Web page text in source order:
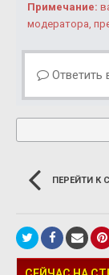
Примечание:
модератора,
Ответить
ПЕРЕЙТИ К